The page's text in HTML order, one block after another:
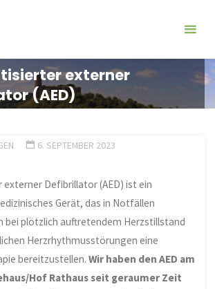
externer
(AED)
6. SEPTEMBER 2023
Defibrillator (AED) ist ein
Gerät, das in Notfällen
bei plötzlich auftretendem Herzstillstand
Herzrhythmusstörungen eine
bereitzustellen.Wir haben den AED am
Hof Rathaus seit geraumer Zeit